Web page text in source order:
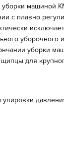
машиной
с плавно
уборки
для